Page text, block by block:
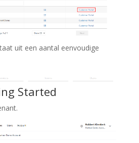
uit een aantal eenvoudige
Started